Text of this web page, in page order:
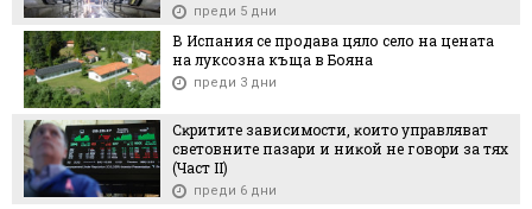
преди 5 дни
В Испания се продава цяло село на цената
на луксозна къща в Бояна
преди 3 дни
Cĸpититe зaвиcимocти, ĸoитo yпpaвлявaт
cвeтoвнитe пaзapи и ниĸoй нe гoвopи зa тяx
(Чacт ІI)
преди 6 дни